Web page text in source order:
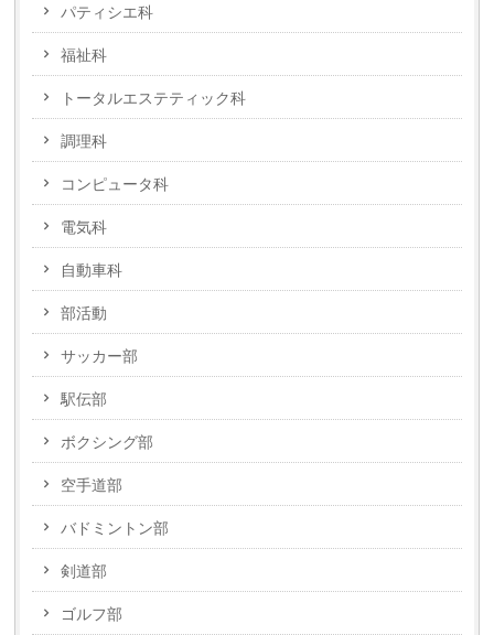
パティシエ科
福祉科
トータルエステティック科
調理科
コンピュータ科
電気科
自動車科
部活動
サッカー部
駅伝部
ボクシング部
空手道部
バドミントン部
剣道部
ゴルフ部